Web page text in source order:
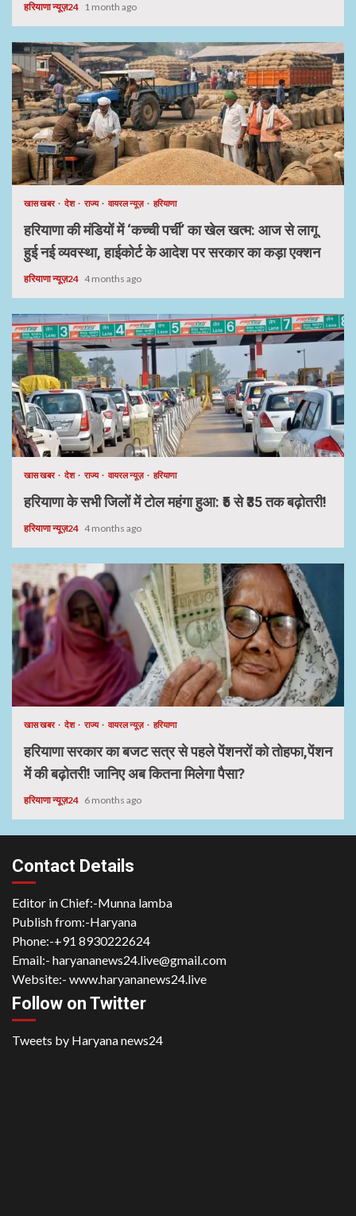
हरियाणा न्यूज़24 1 month ago
खास खबर देश राज्य वायरल न्यूज़ हरियाणा
हरियाणा की मंडियों में ‘कच्ची पर्ची’ का खेल खत्म: आज से लागू
हुई नई व्यवस्था, हाईकोर्ट के आदेश पर सरकार का कड़ा एक्शन
हरियाणा न्यूज़24 4 months ago
खास खबर देश राज्य वायरल न्यूज़ हरियाणा
हरियाणा के सभी जिलों में टोल महंगा हुआ: ₹5 से ₹35 तक बढ़ोतरी!
हरियाणा न्यूज़24 4 months ago
खास खबर देश राज्य वायरल न्यूज़ हरियाणा
हरियाणा सरकार का बजट सत्र से पहले पेंशनरों को तोहफा,पेंशन
में की बढ़ोतरी! जानिए अब कितना मिलेगा पैसा?
हरियाणा न्यूज़24 6 months ago
Contact Details
Editor in Chief:-Munna lamba
Publish from:-Haryana
Phone:-+91 8930222624
Email:- haryananews24.live@gmail.com
Website:- www.haryananews24.live
Follow on Twitter
Tweets by Haryana news24